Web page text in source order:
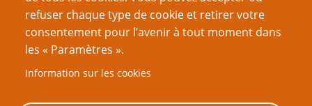
refuser chaque type de cookie et retirer votre
consentement pour l’avenir à tout moment dans
les « Paramètres ».
Information sur les cookies
Roleplaying Games
Tout le monde est magique
L’Art d’arbitrer 12 – Cacher ou révéler le seuil de